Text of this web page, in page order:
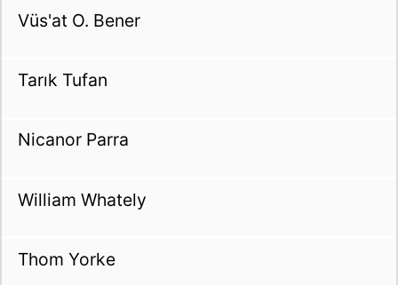
Vüs'at O. Bener
Tarık Tufan
Nicanor Parra
William Whately
Thom Yorke